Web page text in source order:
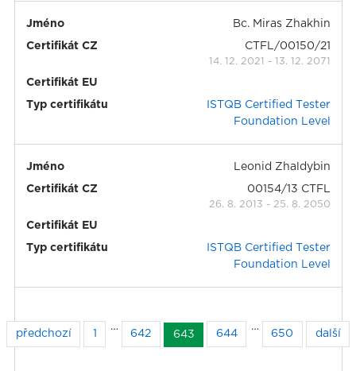
Jméno
Bc. Miras Zhakhin
Certifikát CZ
CTFL/00150/21
14. 12. 2021 - 13. 12. 2071
Certifikát EU
Typ certifikátu
ISTQB Certified Tester
Foundation Level
Jméno
Leonid Zhaldybin
Certifikát CZ
00154/13 CTFL
26. 8. 2013 - 25. 8. 2050
Certifikát EU
Typ certifikátu
ISTQB Certified Tester
Foundation Level
předchozí 1
…
642 643 644
…
650 další